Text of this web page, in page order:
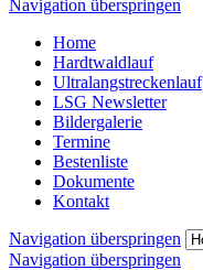
Navigation überspringen
Home
Hardtwaldlauf
Ultralangstreckenlauf
LSG Newsletter
Bildergalerie
Termine
Bestenliste
Dokumente
Kontakt
Navigation überspringen
Navigation überspringen